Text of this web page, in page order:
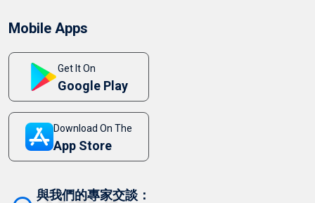
Mobile Apps
Get It On
Google Play
Download On The
App Store
與我們的專家交談：